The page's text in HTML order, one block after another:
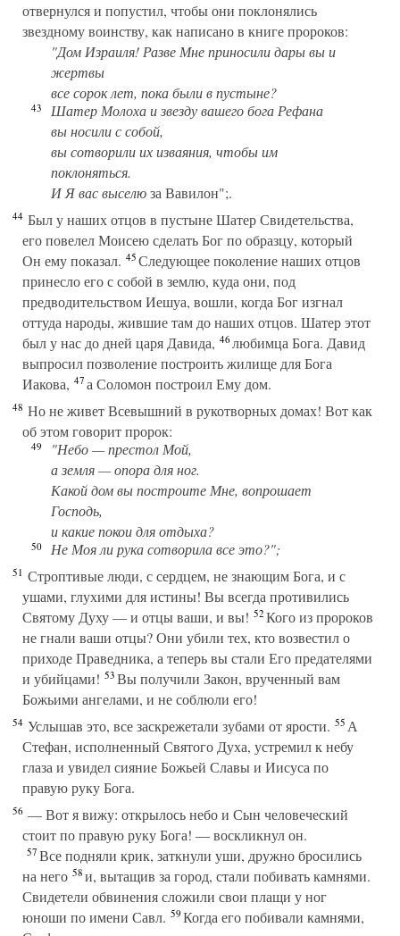
отвернулся и попустил, чтобы они поклонялись
звездному воинству, как написано в книге пророков:
"Дом Израиля! Разве Мне приносили дары вы и
жертвы
все сорок лет, пока были в пустыне?
43
Шатер Молоха и звезду вашего бога Рефана
вы носили с собой,
вы сотворили их изваяния, чтобы им
поклоняться.
И Я вас выселюза Вавилон";.
44 Был у наших отцов в пустыне Шатер Свидетельства,
его повелел Моисею сделать Бог по образцу, который
Он ему показал. 45Следующее поколение наших отцов
принесло его с собой в землю, куда они, под
предводительством Иешуа, вошли, когда Бог изгнал
оттуда народы, жившие там до наших отцов. Шатер этот
был у нас до дней царя Давида, 46любимца Бога. Давид
выпросил позволение построить жилище для Бога
Иакова, 47а Соломон построил Ему дом.
48 Но не живет Всевышний в рукотворных домах! Вот как
об этом говорит пророк:
49
"Небо — престол Мой,
а земля — опора для ног.
Какой дом вы построите Мне, вопрошает
Господь,
и какие покои для отдыха?
50 Не Моя ли рука сотворила все это?";
51 Строптивые люди, с сердцем, не знающим Бога, и с
ушами, глухими для истины! Вы всегда противились
Святому Духу — и отцы ваши, и вы! 52Кого из пророков
не гнали ваши отцы? Они убили тех, кто возвестил о
приходе Праведника, а теперь вы стали Его предателями
и убийцами! 53Вы получили Закон, врученный вам
Божьими ангелами, и не соблюли его!
54 Услышав это, все заскрежетали зубами от ярости. 55А
Стефан, исполненный Святого Духа, устремил к небу
глаза и увидел сияние Божьей Славы и Иисуса по
правую руку Бога.
56 — Вот я вижу: открылось небо и Сын человеческий
стоит по правую руку Бога! — воскликнул он.
57Все подняли крик, заткнули уши, дружно бросились
на него 58и, вытащив за город, стали побивать камнями.
Свидетели обвинения сложили свои плащи у ног
юноши по имени Савл. 59Когда его побивали камнями,